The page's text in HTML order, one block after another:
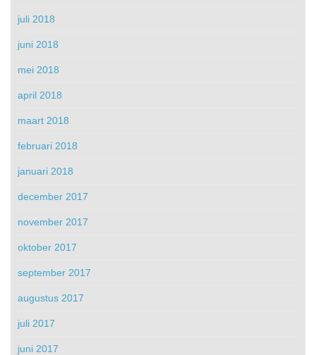
juli 2018
juni 2018
mei 2018
april 2018
maart 2018
februari 2018
januari 2018
december 2017
november 2017
oktober 2017
september 2017
augustus 2017
juli 2017
juni 2017